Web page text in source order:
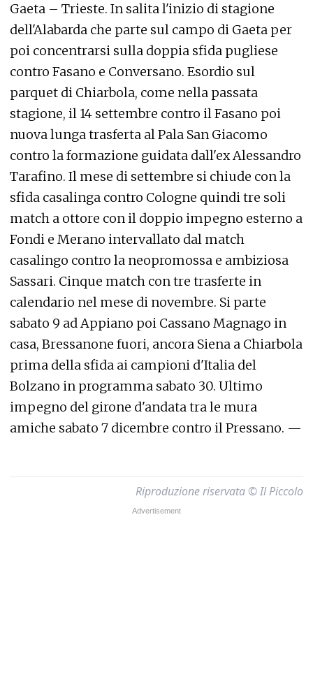
Gaeta – Trieste. In salita l'inizio di stagione
dell'Alabarda che parte sul campo di Gaeta per
poi concentrarsi sulla doppia sfida pugliese
contro Fasano e Conversano. Esordio sul
parquet di Chiarbola, come nella passata
stagione, il 14 settembre contro il Fasano poi
nuova lunga trasferta al Pala San Giacomo
contro la formazione guidata dall'ex Alessandro
Tarafino. Il mese di settembre si chiude con la
sfida casalinga contro Cologne quindi tre soli
match a ottore con il doppio impegno esterno a
Fondi e Merano intervallato dal match
casalingo contro la neopromossa e ambiziosa
Sassari. Cinque match con tre trasferte in
calendario nel mese di novembre. Si parte
sabato 9 ad Appiano poi Cassano Magnago in
casa, Bressanone fuori, ancora Siena a Chiarbola
prima della sfida ai campioni d'Italia del
Bolzano in programma sabato 30. Ultimo
impegno del girone d'andata tra le mura
amiche sabato 7 dicembre contro il Pressano. —
Riproduzione riservata © Il Piccolo